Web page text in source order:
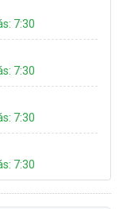
7:30
7:30
7:30
7:30